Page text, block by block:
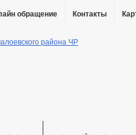
обращение Контакты